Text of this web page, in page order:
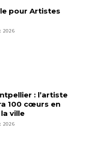
pour Artistes
2026
: l’artiste
100 cœurs en
ville
2026